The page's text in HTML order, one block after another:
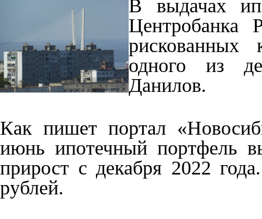
В выдачах
Центробанка
рискованных
одного из
Данилов.
Как пишет портал
июнь ипотечный портфель
прирост с декабря 2022
рублей.